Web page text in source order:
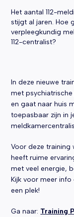
Het aantal 112-
stijgt al jaren. Hoe
verpleegkundig
112-centralist?
In deze nieuwe
met
en gaat naar huis
toepasbaar zijn in
Voor deze training
heeft ruime
met veel energie,
Kijk voor meer
een plek!
Ga naar: Training